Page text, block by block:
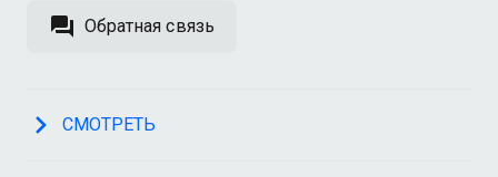
Обратная связь
СМОТРЕТЬ